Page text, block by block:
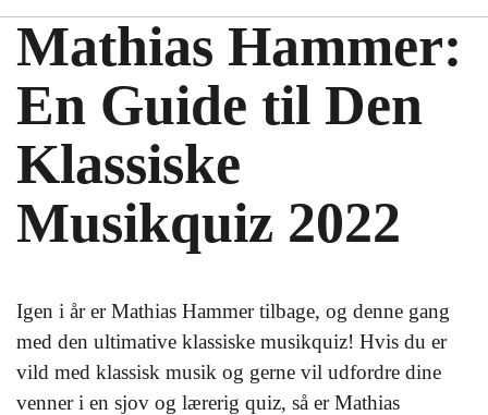
Mathias Hammer:
En Guide til Den
Klassiske
Musikquiz 2022
Igen i år er Mathias Hammer tilbage, og denne gang
med den ultimative klassiske musikquiz! Hvis du er
vild med klassisk musik og gerne vil udfordre dine
venner i en sjov og lærerig quiz, så er Mathias